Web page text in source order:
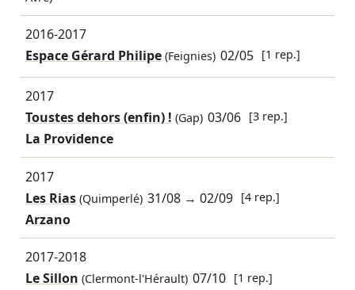
2016-2017
Espace Gérard Philipe(Feignies) 02/05 [1 rep.]
2017
Toustes dehors (enfin) ! (Gap) 03/06 [3 rep.]
La Providence
2017
Les Rias(Quimperlé) 31/08 →02/09 [4 rep.]
Arzano
2017-2018
Le Sillon (Clermont-l'Hérault) 07/10 [1 rep.]